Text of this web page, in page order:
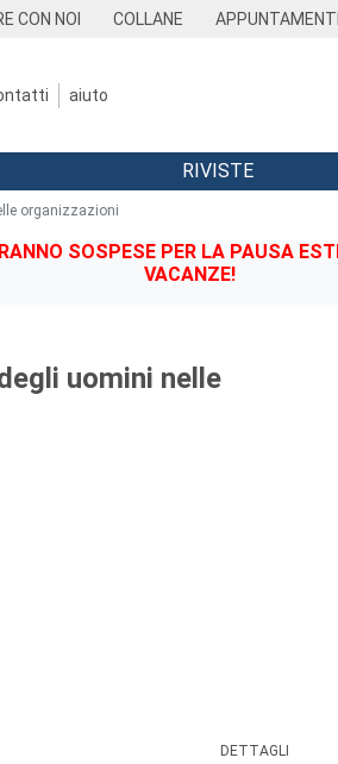
CON NOI COLLANE APPUNTAMENTI
aiuto
RIVISTE
organizzazioni
SOSPESE PER LA PAUSA
VACANZE!
uomini nelle
DETTAGLI